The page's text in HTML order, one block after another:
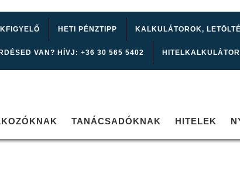
HETI PÉNZTIPP KALKULÁTOROK,
VAN? HÍVJ: +36 30 565 5402
TANÁCSADÓKNAK HITELEK